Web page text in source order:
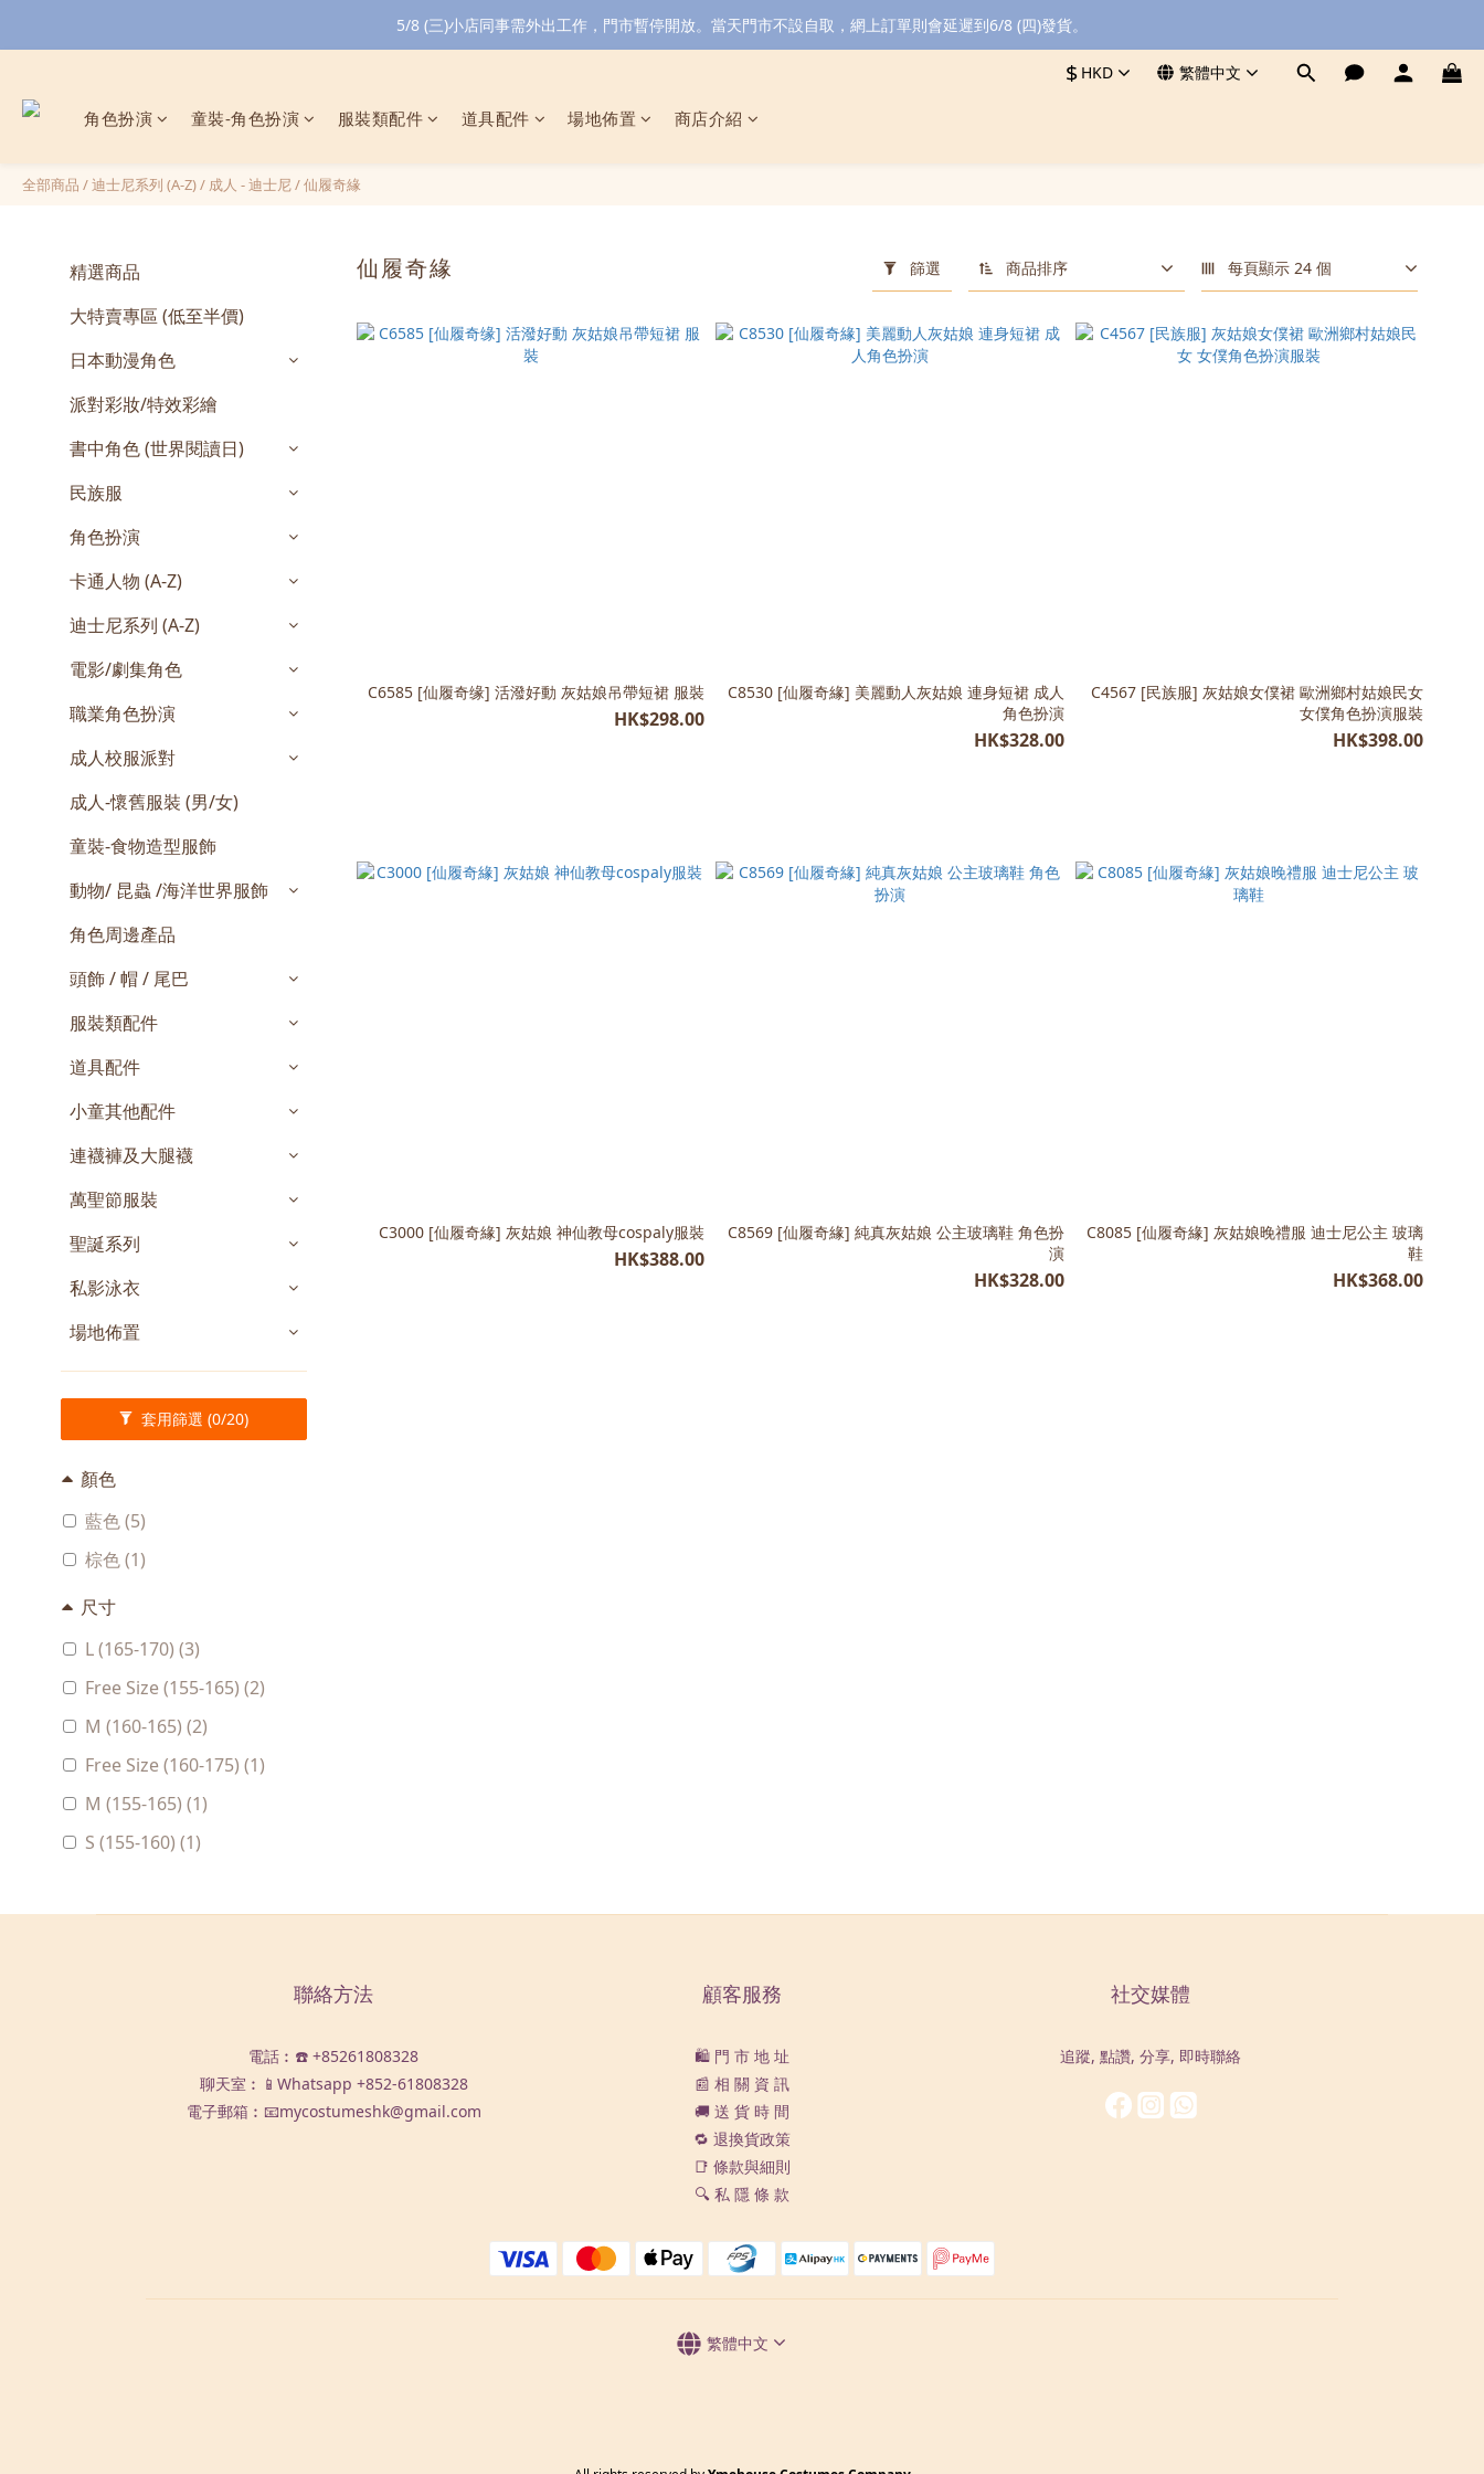
5/8 (三)小店同事需外出工作，門市暫停開放。當天門市不設自取，網上訂單則會延遲到6/8 (四)發貨。
$ HKD 繁體中文
角色扮演 童裝-角色扮演 服裝類配件 道具配件 場地佈置 商店介紹
全部商品 /迪士尼系列 (A-Z)/ 成人 - 迪士尼/仙履奇緣
精選商品
大特賣專區 (低至半價)
日本動漫角色
派對彩妝/特效彩繪
書中角色 (世界閱讀日)
民族服
角色扮演
卡通人物 (A-Z)
迪士尼系列 (A-Z)
電影/劇集角色
職業角色扮演
成人校服派對
成人-懷舊服裝 (男/女)
童裝-食物造型服飾
動物/ 昆蟲 /海洋世界服飾
角色周邊產品
頭飾 / 帽 / 尾巴
服裝類配件
道具配件
小童其他配件
連襪褲及大腿襪
萬聖節服裝
聖誕系列
私影泳衣
場地佈置
套用篩選 (0/20)
顏色
藍色 (5)
棕色 (1)
尺寸
L (165-170) (3)
Free Size (155-165) (2)
M (160-165) (2)
Free Size (160-175) (1)
M (155-165) (1)
S (155-160) (1)
仙履奇緣 篩選 商品排序 每頁顯示 24 個
C6585 [仙履奇缘] 活潑好動 灰姑娘吊帶短裙 服裝
HK$298.00
C8530 [仙履奇緣] 美麗動人灰姑娘 連身短裙 成人
角色扮演
HK$328.00
C4567 [民族服] 灰姑娘女僕裙 歐洲鄉村姑娘民女
女僕角色扮演服裝
HK$398.00
C3000 [仙履奇緣] 灰姑娘 神仙教母cospaly服裝
HK$388.00
C8569 [仙履奇緣] 純真灰姑娘 公主玻璃鞋 角色扮
演
HK$328.00
C8085 [仙履奇緣] 灰姑娘晚禮服 迪士尼公主 玻璃
鞋
HK$368.00
聯絡方法
電話︰☎️ +85261808328
聊天室︰📱Whatsapp +852-61808328
電子郵箱︰📧mycostumeshk@gmail.com
顧客服務
🛍️ 門 市 地 址
📰 相 關 資 訊
🚚 送 貨 時 間
🔁 退換貨政策
📑 條款與細則
🔍 私 隱 條 款
社交媒體
追蹤, 點讚, 分享, 即時聯絡
繁體中文